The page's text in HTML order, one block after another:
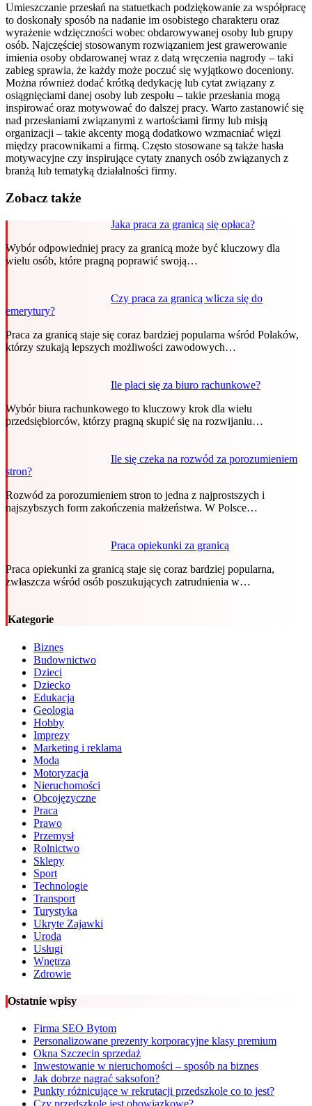
Umieszczanie przesłań na statuetkach podziękowanie za współpracę
to doskonały sposób na nadanie im osobistego charakteru oraz
wyrażenie wdzięczności wobec obdarowywanej osoby lub grupy
osób. Najczęściej stosowanym rozwiązaniem jest grawerowanie
imienia osoby obdarowanej wraz z datą wręczenia nagrody – taki
zabieg sprawia, że każdy może poczuć się wyjątkowo doceniony.
Można również dodać krótką dedykację lub cytat związany z
osiągnięciami danej osoby lub zespołu – takie przesłania mogą
inspirować oraz motywować do dalszej pracy. Warto zastanowić się
nad przesłaniami związanymi z wartościami firmy lub misją
organizacji – takie akcenty mogą dodatkowo wzmacniać więzi
między pracownikami a firmą. Często stosowane są także hasła
motywacyjne czy inspirujące cytaty znanych osób związanych z
branżą lub tematyką działalności firmy.
Zobacz także
Jaka praca za granicą się opłaca?
Wybór odpowiedniej pracy za granicą może być kluczowy dla
wielu osób, które pragną poprawić swoją…
Czy praca za granicą wlicza się do
emerytury?
Praca za granicą staje się coraz bardziej popularna wśród Polaków,
którzy szukają lepszych możliwości zawodowych…
Ile płaci się za biuro rachunkowe?
Wybór biura rachunkowego to kluczowy krok dla wielu
przedsiębiorców, którzy pragną skupić się na rozwijaniu…
Ile się czeka na rozwód za porozumieniem
stron?
Rozwód za porozumieniem stron to jedna z najprostszych i
najszybszych form zakończenia małżeństwa. W Polsce…
Praca opiekunki za granicą
Praca opiekunki za granicą staje się coraz bardziej popularna,
zwłaszcza wśród osób poszukujących zatrudnienia w…
Kategorie
Biznes
Budownictwo
Dzieci
Dziecko
Edukacja
Geologia
Hobby
Imprezy
Marketing i reklama
Moda
Motoryzacja
Nieruchomości
Obcojęzyczne
Praca
Prawo
Przemysł
Rolnictwo
Sklepy
Sport
Technologie
Transport
Turystyka
Ukryte Zajawki
Uroda
Usługi
Wnętrza
Zdrowie
Ostatnie wpisy
Firma SEO Bytom
Personalizowane prezenty korporacyjne klasy premium
Okna Szczecin sprzedaż
Inwestowanie w nieruchomości – sposób na biznes
Jak dobrze nagrać saksofon?
Punkty różnicujące w rekrutacji przedszkole co to jest?